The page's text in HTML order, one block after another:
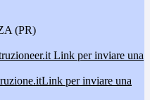
(PR)
Link per inviare una
Link per inviare una